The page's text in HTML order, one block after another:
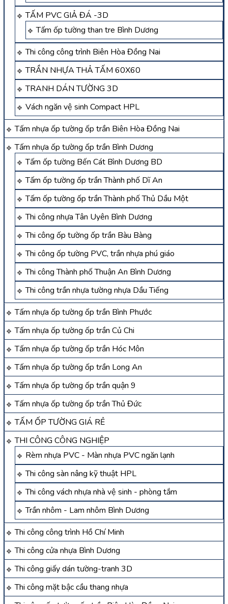
TẤM PVC GIẢ ĐÁ -3D
Tấm ốp tường than tre Bình Dương
Thi công công trình Biên Hòa Đồng Nai
TRẦN NHỰA THẢ TẤM 60X60
TRANH DÁN TƯỜNG 3D
Vách ngăn vệ sinh Compact HPL
Tấm nhựa ốp tường ốp trần Biên Hòa Đồng Nai
Tấm nhựa ốp tường ốp trần Bình Dương
Tấm ốp tường Bến Cát Bình Dương BD
Tấm ốp tường ốp trần Thành phố Dĩ An
Tấm ốp tường ốp trần Thành phố Thủ Dầu Một
Thi công nhựa Tân Uyên Bình Dương
Thi công ốp tường ốp trần Bàu Bàng
Thi công ốp tường PVC, trần nhựa phú giáo
Thi công Thành phố Thuận An Bình Dương
Thi công trần nhựa tường nhựa Dầu Tiếng
Tấm nhựa ốp tường ốp trần Bình Phước
Tấm nhựa ốp tường ốp trần Củ Chi
Tấm nhựa ốp tường ốp trần Hóc Môn
Tấm nhựa ốp tường ốp trần Long An
Tấm nhựa ốp tường ốp trần quận 9
Tấm nhựa ốp tường ốp trần Thủ Đức
TẤM ỐP TƯỜNG GIÁ RẺ
THI CÔNG CÔNG NGHIỆP
Rèm nhựa PVC - Màn nhựa PVC ngăn lạnh
Thi công sàn nâng kỹ thuật HPL
Thi công vách nhựa nhà vệ sinh - phòng tắm
Trần nhôm - Lam nhôm Bình Dương
Thi công công trình Hồ Chí Minh
Thi công cửa nhựa Bình Dương
Thi công giấy dán tường-tranh 3D
Thi công mặt bậc cầu thang nhựa